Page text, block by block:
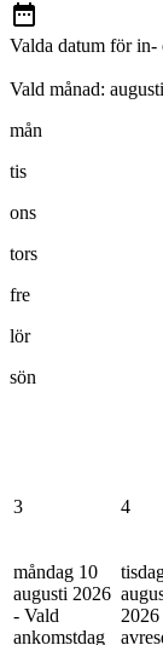
Valda datum för in-
Vald månad:
mån
tis
ons
tors
fre
lör
sön
3 4
måndag 10
augusti 2026
- Vald
ankomstdag